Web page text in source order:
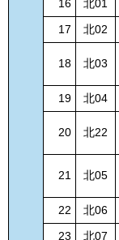
16 北01
17
北02
18 北03
19
北04
20 北22
21 北05
22
北06
23
北07